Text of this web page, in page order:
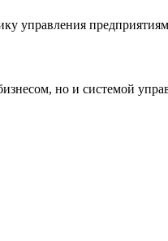
управления
но и системой